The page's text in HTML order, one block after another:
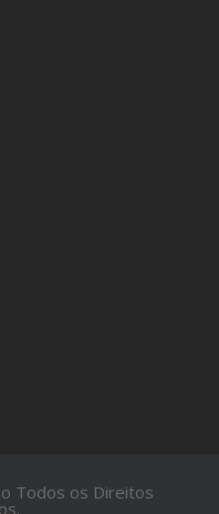
Todos os Direitos